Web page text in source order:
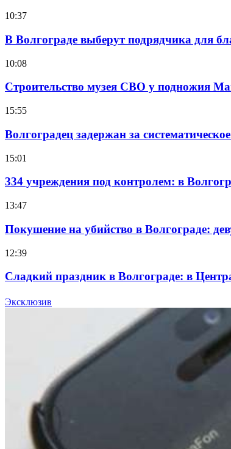
10:37
В Волгограде выберут подрядчика для
10:08
Строительство музея СВО у подножия
15:55
Волгоградец задержан за
15:01
334 учреждения под контролем: в
13:47
Покушение на убийство в Волгограде:
12:39
Сладкий праздник в Волгограде: в
15:10
Волгоградские компании нарастили
Эксклюзив